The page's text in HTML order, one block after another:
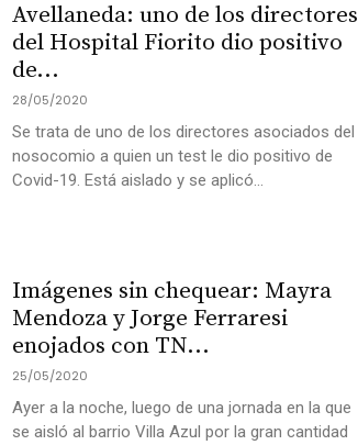
Avellaneda: uno de los directores
del Hospital Fiorito dio positivo
de...
28/05/2020
Se trata de uno de los directores asociados del
nosocomio a quien un test le dio positivo de
Covid-19. Está aislado y se aplicó...
Imágenes sin chequear: Mayra
Mendoza y Jorge Ferraresi
enojados con TN...
25/05/2020
Ayer a la noche, luego de una jornada en la que
se aisló al barrio Villa Azul por la gran cantidad